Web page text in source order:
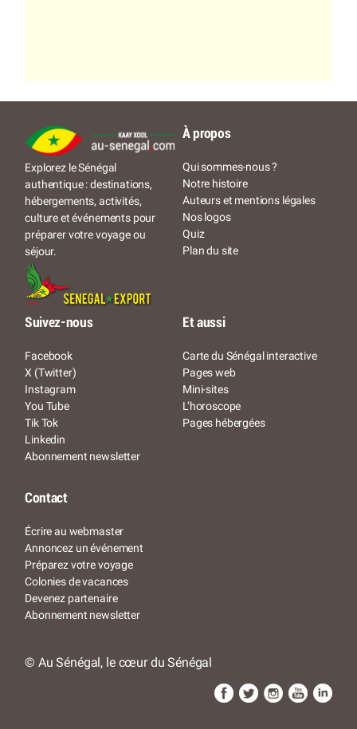
Explorez le Sénégal
authentique : destinations,
hébergements, activités,
culture et événements pour
préparer votre voyage ou
séjour.
À propos
Qui sommes-nous ?
Notre histoire
Auteurs et mentions légales
Nos logos
Quiz
Plan du site
Suivez-nous
Facebook
X (Twitter)
Instagram
You Tube
Tik Tok
Linkedin
Abonnement newsletter
Et aussi
Carte du Sénégal interactive
Pages web
Mini-sites
L’horoscope
Pages hébergées
Contact
Écrire au webmaster
Annoncez un événement
Préparez votre voyage
Colonies de vacances
Devenez partenaire
Abonnement newsletter
© Au Sénégal, le cœur du Sénégal